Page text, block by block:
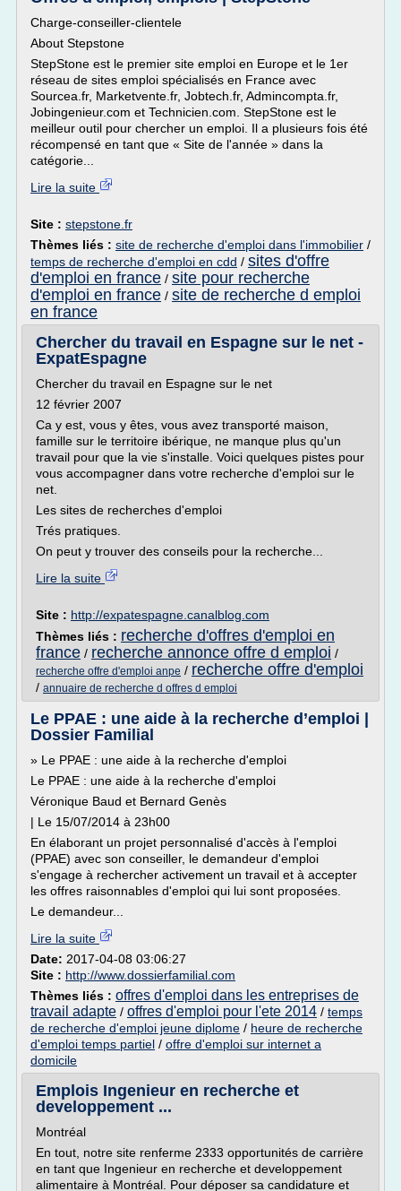
Charge-conseiller-clientele
About Stepstone
StepStone est le premier site emploi en Europe et le 1er
réseau de sites emploi spécialisés en France avec
Sourcea.fr, Marketvente.fr, Jobtech.fr, Admincompta.fr,
Jobingenieur.com et Technicien.com. StepStone est le
meilleur outil pour chercher un emploi. Il a plusieurs fois été
récompensé en tant que « Site de l'année » dans la
catégorie...
Lire la suite
Site : stepstone.fr
Thèmes liés : site de recherche d'emploi dans l'immobilier /
temps de recherche d'emploi en cdd / sites d'offre
d'emploi en france / site pour recherche
d'emploi en france / site de recherche d emploi
en france
Chercher du travail en Espagne sur le net -
ExpatEspagne
Chercher du travail en Espagne sur le net
12 février 2007
Ca y est, vous y êtes, vous avez transporté maison,
famille sur le territoire ibérique, ne manque plus qu'un
travail pour que la vie s'installe. Voici quelques pistes pour
vous accompagner dans votre recherche d'emploi sur le
net.
Les sites de recherches d'emploi
Trés pratiques.
On peut y trouver des conseils pour la recherche...
Lire la suite
Site : http://expatespagne.canalblog.com
Thèmes liés : recherche d'offres d'emploi en
france / recherche annonce offre d emploi /
recherche offre d'emploi anpe / recherche offre d'emploi
/ annuaire de recherche d offres d emploi
Le PPAE : une aide à la recherche d’emploi |
Dossier Familial
» Le PPAE : une aide à la recherche d'emploi
Le PPAE : une aide à la recherche d'emploi
Véronique Baud et Bernard Genès
| Le 15/07/2014 à 23h00
En élaborant un projet personnalisé d'accès à l'emploi
(PPAE) avec son conseiller, le demandeur d'emploi
s'engage à rechercher activement un travail et à accepter
les offres raisonnables d'emploi qui lui sont proposées.
Le demandeur...
Lire la suite
Date: 2017-04-08 03:06:27
Site : http://www.dossierfamilial.com
Thèmes liés : offres d'emploi dans les entreprises de
travail adapte / offres d'emploi pour l'ete 2014 / temps
de recherche d'emploi jeune diplome / heure de recherche
d'emploi temps partiel / offre d'emploi sur internet a
domicile
Emplois Ingenieur en recherche et
developpement ...
Montréal
En tout, notre site renferme 2333 opportunités de carrière
en tant que Ingenieur en recherche et developpement
alimentaire à Montréal. Pour déposer sa candidature et